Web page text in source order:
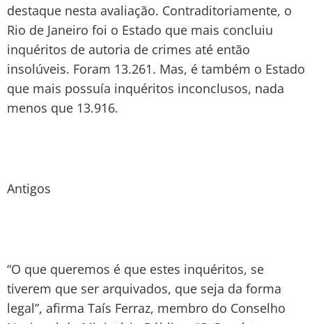
destaque nesta avaliação. Contraditoriamente, o
Rio de Janeiro foi o Estado que mais concluiu
inquéritos de autoria de crimes até então
insolúveis. Foram 13.261. Mas, é também o Estado
que mais possuía inquéritos inconclusos, nada
menos que 13.916.
Antigos
“O que queremos é que estes inquéritos, se
tiverem que ser arquivados, que seja da forma
legal”, afirma Taís Ferraz, membro do Conselho